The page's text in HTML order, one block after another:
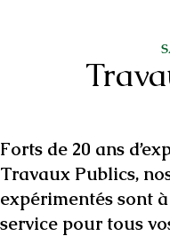
Forts de 20 ans
Travaux Publics,
expérimentés sont
service pour tous